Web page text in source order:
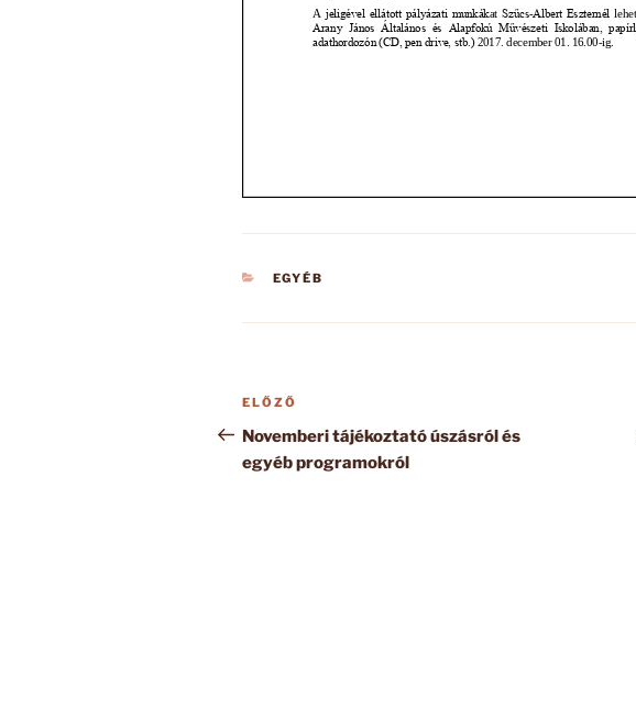
KATEGÓRIÁK
EGYÉB
Bejegyzés
navigáció
Korábbi
bejegyzés
ELŐZŐ
Novemberi tájékoztató úszásról és
egyéb programokról